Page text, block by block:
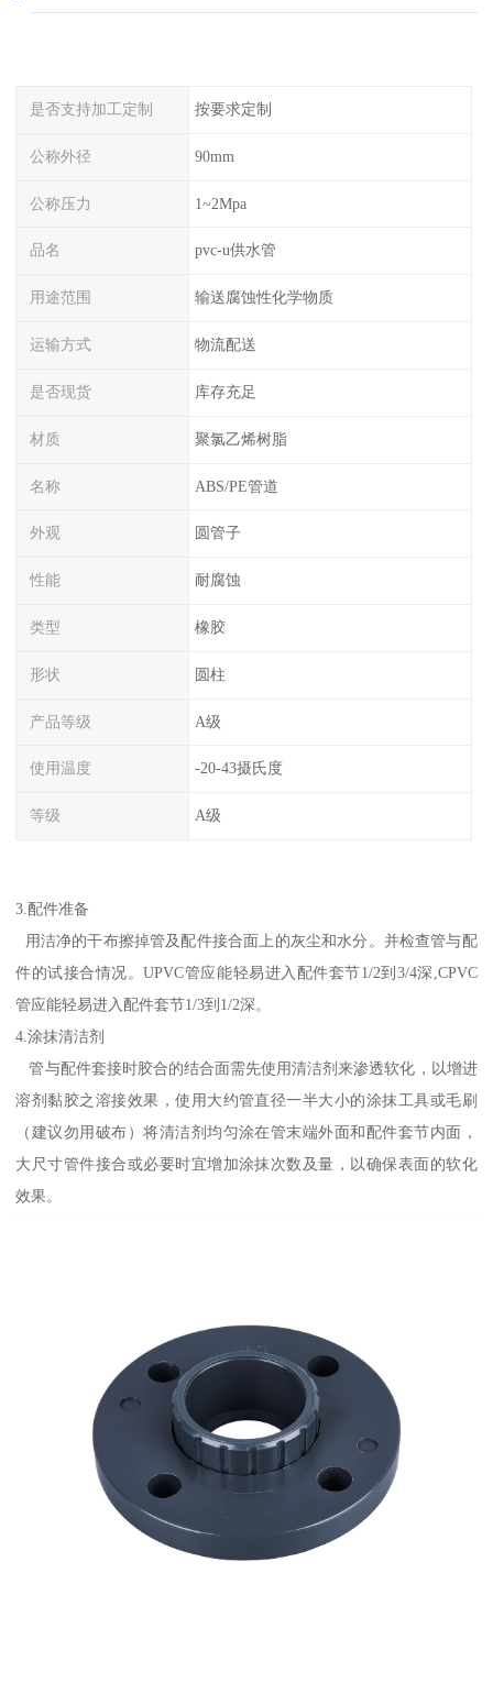
是否支持加工定制 按要求定制
公称外径 90mm
公称压力 1~2Mpa
品名 pvc-u供水管
用途范围 输送腐蚀性化学物质
运输方式 物流配送
是否现货 库存充足
材质 聚氯乙烯树脂
名称 ABS/PE管道
外观 圆管子
性能 耐腐蚀
类型 橡胶
形状 圆柱
产品等级 A级
使用温度 -20-43摄氏度
等级 A级
3.配件准备
用洁净的干布擦掉管及配件接合面上的灰尘和水分。并检查管与配
件的试接合情况。UPVC管应能轻易进入配件套节1/2到3/4深,CPVC
管应能轻易进入配件套节1/3到1/2深。
4.涂抹清洁剂
管与配件套接时胶合的结合面需先使用清洁剂来渗透软化，以增进
溶剂黏胶之溶接效果，使用大约管直径一半大小的涂抹工具或毛刷
（建议勿用破布）将清洁剂均匀涂在管末端外面和配件套节内面，
大尺寸管件接合或必要时宜增加涂抹次数及量，以确保表面的软化
效果。